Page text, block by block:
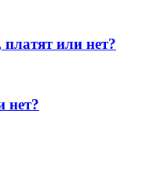
или нет?
нет?